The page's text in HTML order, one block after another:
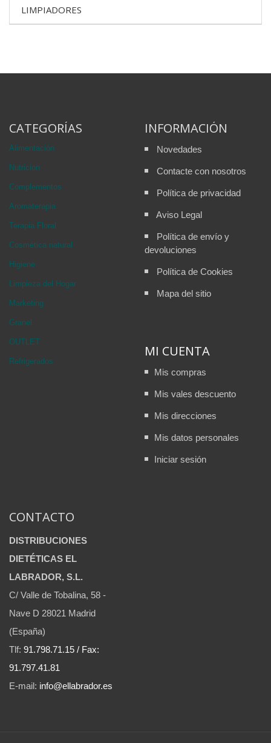
LIMPIADORES
CATEGORÍAS
Alimentación
Nutricion
Complementos
Aromaterapia
Terapia Floral
Cosmética natural
Higiene
Limpieza del Hogar
Marketing
Granel
OUTLET
Refrigerados
INFORMACIÓN
Novedades
Contacte con nosotros
Política de privacidad
Aviso Legal
Política de envío y
devoluciones
Política de Cookies
Mapa del sitio
MI CUENTA
Mis compras
Mis vales descuento
Mis direcciones
Mis datos personales
Iniciar sesión
CONTACTO
DISTRIBUCIONES
DIETÉTICAS EL
LABRADOR, S.L.
C/ Valle de Tobalina, 58 -
Nave D 28021 Madrid
(España)
Tlf: 91.798.71.15 / Fax:
91.797.41.81
E-mail: info@ellabrador.es